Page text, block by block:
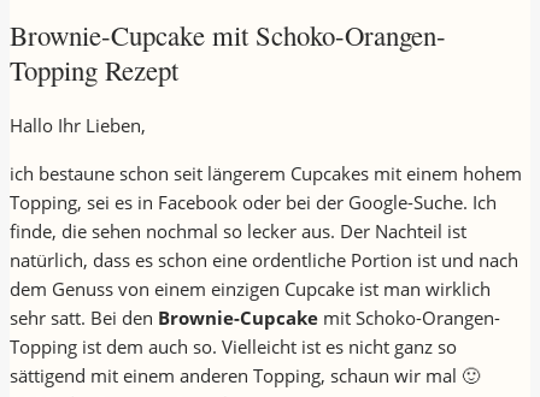
Brownie-Cupcake mit Schoko-Orangen-
Topping Rezept
Hallo Ihr Lieben,
ich bestaune schon seit längerem Cupcakes mit einem hohem
Topping, sei es in Facebook oder bei der Google-Suche. Ich
finde, die sehen nochmal so lecker aus. Der Nachteil ist
natürlich, dass es schon eine ordentliche Portion ist und nach
dem Genuss von einem einzigen Cupcake ist man wirklich
sehr satt. Bei den Brownie-Cupcake mit Schoko-Orangen-
Topping ist dem auch so. Vielleicht ist es nicht ganz so
sättigend mit einem anderen Topping, schaun wir mal 🙂